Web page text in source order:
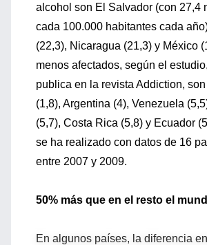
alcohol son El Salvador (con 27,4
cada 100.000 habitantes cada
(22,3), Nicaragua (21,3) y México
menos afectados, según el
publica en la revista Addiction,
(1,8), Argentina (4), Venezuela
(5,7), Costa Rica (5,8) y Ecuador
se ha realizado con datos de 16
entre 2007 y 2009.
50% más que en el resto el
En algunos países, la diferencia